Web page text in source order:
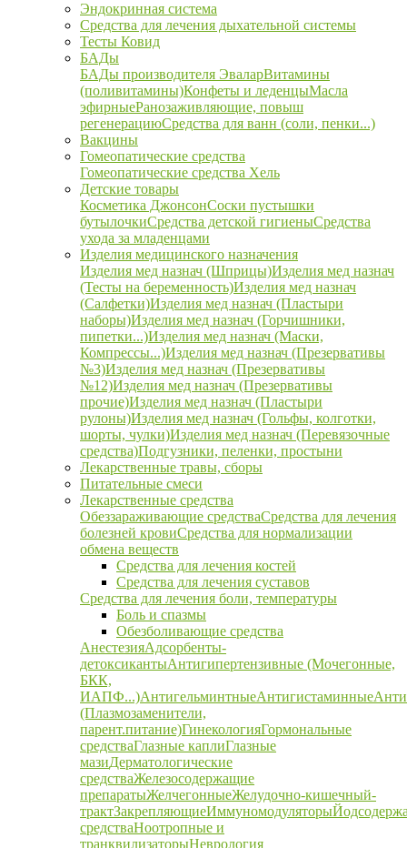
Эндокринная система
Средства для лечения дыхательной системы
Тесты Ковид
БАДы
БАДы производителя ЭваларВитамины
(поливитамины)Конфеты и леденцыМасла
эфирныеРанозаживляющие, повыш
регенерациюСредства для ванн (соли, пенки...)
Вакцины
Гомеопатические средства
Гомеопатические средства Хель
Детские товары
Косметика ДжонсонСоски пустышки
бутылочкиСредства детской гигиеныСредства
ухода за младенцами
Изделия медицинского назначения
Изделия мед назнач (Шприцы)Изделия мед назнач
(Тесты на беременность)Изделия мед назнач
(Салфетки)Изделия мед назнач (Пластыри
наборы)Изделия мед назнач (Горчишники,
пипетки...)Изделия мед назнач (Маски,
Компрессы...)Изделия мед назнач (Презервативы
№3)Изделия мед назнач (Презервативы
№12)Изделия мед назнач (Презервативы
прочие)Изделия мед назнач (Пластыри
рулоны)Изделия мед назнач (Гольфы, колготки,
шорты, чулки)Изделия мед назнач (Перевязочные
средства)Подгузники, пеленки, простыни
Лекарственные травы, сборы
Питательные смеси
Лекарственные средства
Обеззараживающие средстваСредства для лечения
болезней кровиСредства для нормализации
обмена веществ
Средства для лечения костей
Средства для лечения суставов
Средства для лечения боли, температуры
Боль и спазмы
Обезболивающие средства
АнестезияАдсорбенты-
детоксикантыАнтигипертензивные (Мочегонные,
БКК,
ИАПФ...)АнтигельминтныеАнтигистаминные
(Плазмозаменители,
парент.питание)ГинекологияГормональные
средстваГлазные каплиГлазные
мазиДерматологические
средстваЖелезосодержащие
препаратыЖелчегонныеЖелудочно-кишечный-
трактЗакрепляющиеИммуномодуляторы
средстваНоотропные и
транквилизаторыНеврология